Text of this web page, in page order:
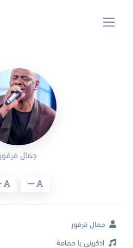
جمال فرفور
جمال فرفور
اذكريني يا حمامة